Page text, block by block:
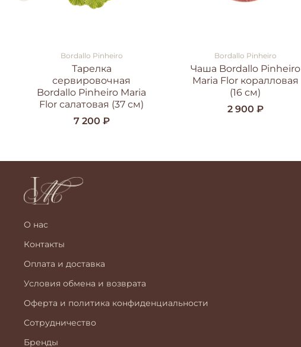
Bordallo Pinheiro
Тарелка
сервировочная
Bordallo Pinheiro Maria
Flor салатовая (37 см)
7 200 ₽
Bordallo Pinheiro
Чаша Bordallo Pinheiro
Maria Flor коралловая
(16 см)
2 900 ₽
О нас
Контакты
Оплата и доставка
Условия обмена и возврата
Оферта и политика конфиденциальности
Сотрудничество
Бренды